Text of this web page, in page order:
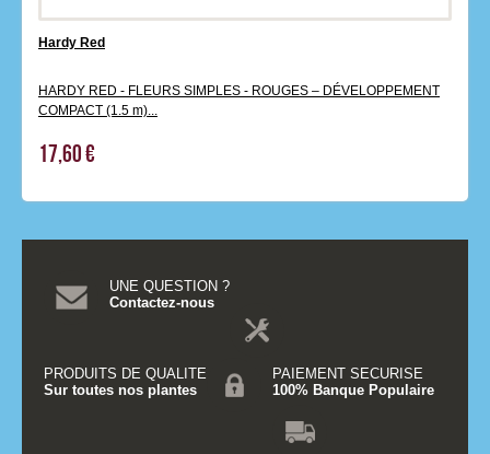
Hardy Red
HARDY RED - FLEURS SIMPLES - ROUGES – DÉVELOPPEMENT
COMPACT (1.5 m)...
17,60 €
UNE QUESTION ?
Contactez-nous
PRODUITS DE QUALITE
Sur toutes nos plantes
PAIEMENT SECURISE
100% Banque Populaire